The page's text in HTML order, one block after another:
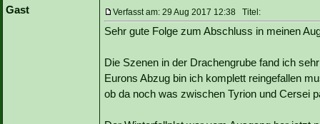
Gast
Verfasst am: 29 Aug 2017 12:38 Titel:
Sehr gute Folge zum Abschluss in meinen
Die Szenen in der Drachengrube fand ich
Eurons Abzug bin ich komplett reingefallen
ob da noch was zwischen Tyrion und Cersei